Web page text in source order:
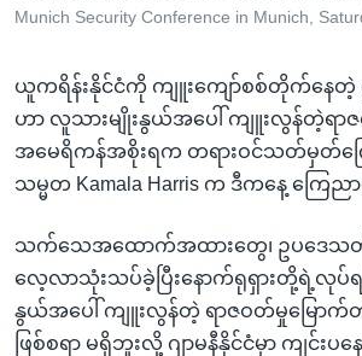
ရန်
ရန်
နေရာ
သို့
ကျော်
Munich Security Conference in Munich,
ယူကရိန်းနိုင်ငံကို ကျူးကျော်စစ်တိုက်နေတဲ့
ဟာ လူသားမျိုးနွယ်အပေါ် ကျူးလွန်တဲ့ရ
အမေရိကန်အစိုးရက တရားဝင်သတ်မှတ်ကြ
သမ္မတ Kamala Harris က ဒီကနေ့ ကြေ
သက်သေအထောက်အထားတွေ၊ ဥပဒေ
လေ့လာသုံးသပ်ခဲ့ပြီးနောက်ရုရှားတို့ရဲ့လုပ်
နွယ်အပေါ် ကျူးလွန်တဲ့ ရာဇဝတ်မှုမြေ
ဖြစ်စရာ မရှိဘူးလို့ ဂျာမနီနိုင်ငံမှာ ကျင်းပန